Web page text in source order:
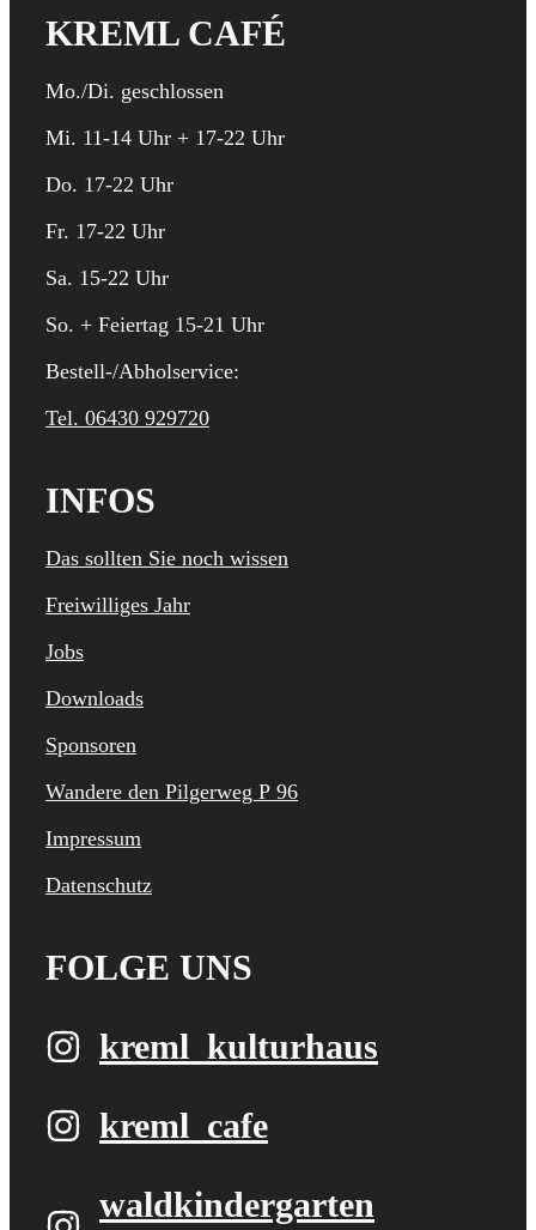
KREML CAFÉ
Mo./Di. geschlossen
Mi. 11-14 Uhr + 17-22 Uhr
Do. 17-22 Uhr
Fr. 17-22 Uhr
Sa. 15-22 Uhr
So. + Feiertag 15-21 Uhr
Bestell-/Abholservice:
Tel. 06430 929720
INFOS
Das sollten Sie noch wissen
Freiwilliges Jahr
Jobs
Downloads
Sponsoren
Wandere den Pilgerweg P 96
Impressum
Datenschutz
FOLGE UNS
kreml_kulturhaus
kreml_cafe
waldkindergarten​